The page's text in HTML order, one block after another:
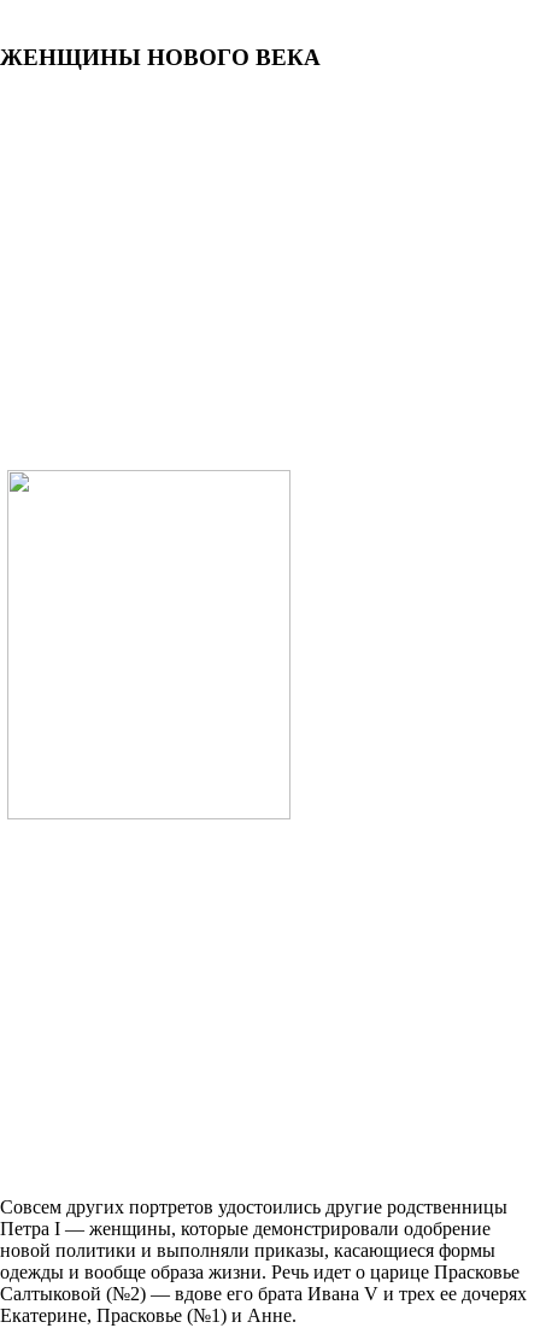
ЖЕНЩИНЫ НОВОГО ВЕКА
Совсем других портретов удостоились другие родственницы
Петра I — женщины, которые демонстрировали одобрение
новой политики и выполняли приказы, касающиеся формы
одежды и вообще образа жизни. Речь идет о царице Прасковье
Салтыковой (№2) — вдове его брата Ивана V и трех ее дочерях
Екатерине, Прасковье (№1) и Анне.